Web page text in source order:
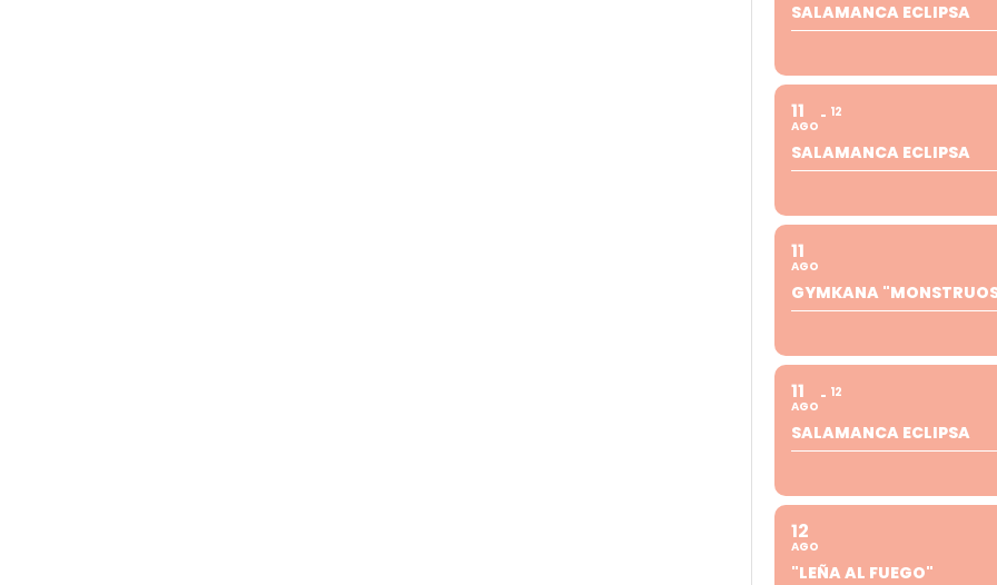
SALAMANCA ECLIPSA
11
AGO
12
SALAMANCA ECLIPSA
11
AGO
GYMKANA
11
AGO
12
SALAMANCA ECLIPSA
12
AGO
"LEÑA AL FUEGO"